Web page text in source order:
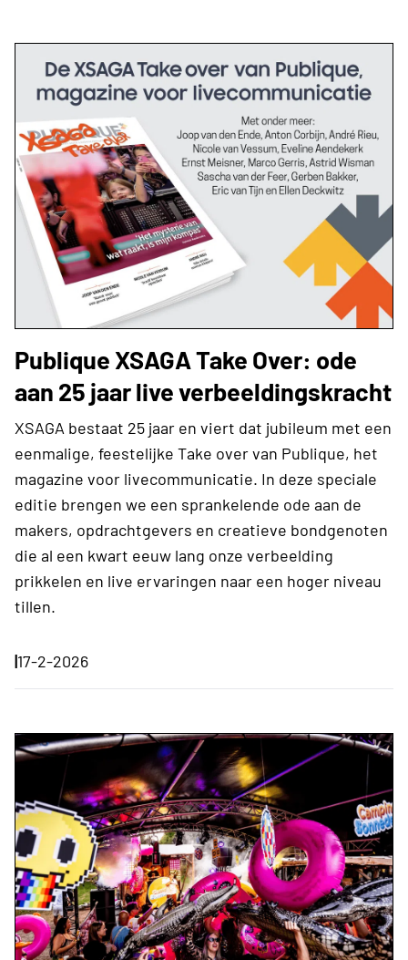
Publique XSAGA Take Over: ode
aan 25 jaar live verbeeldingskracht​
XSAGA bestaat 25 jaar en viert dat jubileum met een
eenmalige, feestelijke Take over van Publique, het
magazine voor livecommunicatie. In deze speciale
editie brengen we een sprankelende ode aan de
makers, opdrachtgevers en creatieve bondgenoten
die al een kwart eeuw lang onze verbeelding
prikkelen en live ervaringen naar een hoger niveau
tillen.​
|17-2-2026